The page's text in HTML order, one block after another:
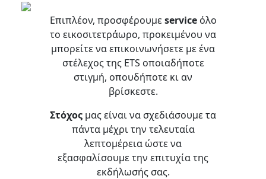
Επιπλέον, προσφέρουμεserviceόλο
το εικοσιτετράωρο, προκειμένου να
μπορείτε να επικοινωνήσετε με ένα
στέλεχος της ETS οποιαδήποτε
στιγμή, οπουδήποτε κι αν
βρίσκεστε.
Στόχος μας είναι να σχεδιάσουμε τα
πάντα μέχρι την τελευταία
λεπτομέρεια ώστε να
εξασφαλίσουμε την επιτυχία της
εκδήλωσής σας.